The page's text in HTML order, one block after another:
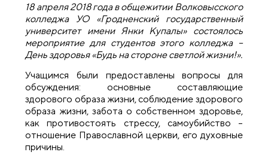
18 апреля 2018 года в общежитии Волковысского
колледжа УО «Гродненский государственный
университет имени Янки Купалы» состоялось
мероприятие для студентов этого колледжа –
День здоровья «Будь на стороне светлой жизни!».
Учащимся были предоставлены вопросы для
обсуждения: основные составляющие
здорового образа жизни, соблюдение здорового
образа жизни, забота о собственном здоровье,
как противостоять стрессу, самоубийство –
отношение Православной церкви, его духовные
причины.